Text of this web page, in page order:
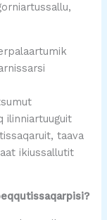
ilinniartuuguit
taava
ikiussallutit